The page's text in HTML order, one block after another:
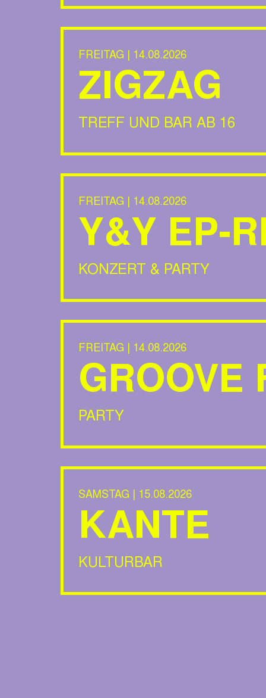
FREITAG | 14.08.2026
ZIGZAG
TREFF UND BAR AB 16
FREITAG | 14.08.2026
Y&Y EP-
KONZERT & PARTY
FREITAG | 14.08.2026
GROOVE
PARTY
SAMSTAG | 15.08.2026
KANTE
KULTURBAR